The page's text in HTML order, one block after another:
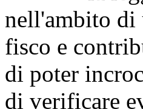
nell'ambito di
fisco e
di poter
di verificare